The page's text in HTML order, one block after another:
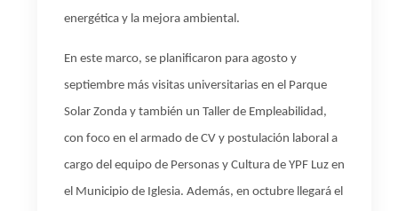
energética y la mejora ambiental.
En este marco, se planificaron para agosto y
septiembre más visitas universitarias en el Parque
Solar Zonda y también un Taller de Empleabilidad,
con foco en el armado de CV y postulación laboral a
cargo del equipo de Personas y Cultura de YPF Luz en
el Municipio de Iglesia. Además, en octubre llegará el